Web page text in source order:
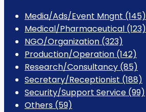
Media/Ads/Event Mngnt (145)
Medical/Pharmaceutical (123)
NGO/Organization (323)
Production/Operation (142)
Research/Consultancy (85)
Secretary/Receptionist (188)
Security/Support Service (99)
Others (59)